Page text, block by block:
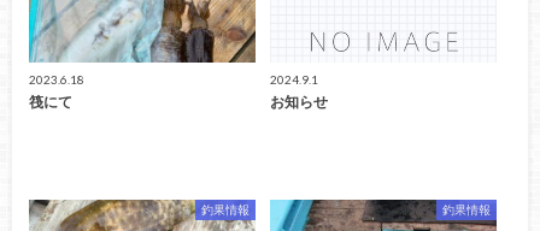
2023.6.18
筏にて
2024.9.1
お知らせ
釣果情報 釣果情報